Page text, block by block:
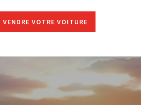
VENDRE VOTRE VOITURE